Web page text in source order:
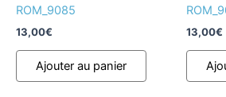
ROM_9085
13,00€
Ajouter au panier
13,00€